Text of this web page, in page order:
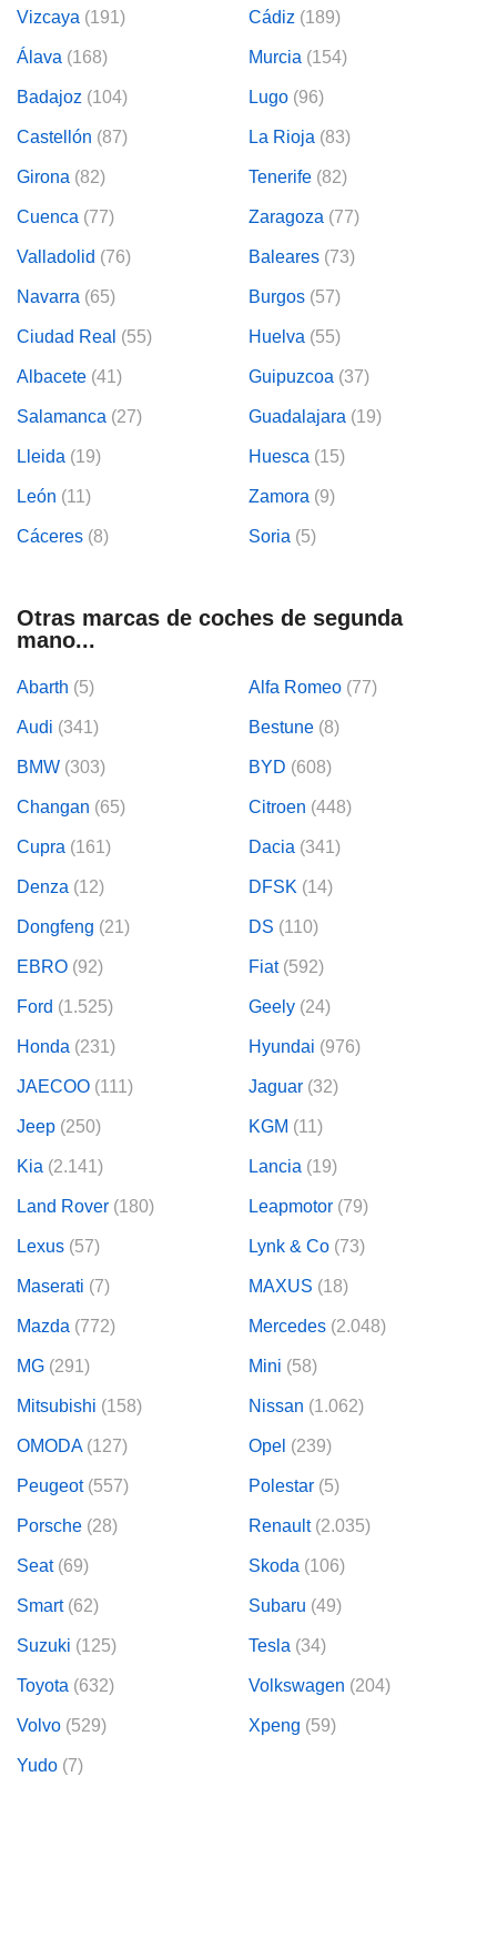
Vizcaya (191) Cádiz (189)
Álava (168) Murcia (154)
Badajoz (104) Lugo (96)
Castellón (87) La Rioja (83)
Girona (82) Tenerife (82)
Cuenca (77) Zaragoza (77)
Valladolid (76) Baleares (73)
Navarra (65) Burgos (57)
Ciudad Real (55) Huelva (55)
Albacete (41) Guipuzcoa (37)
Salamanca (27) Guadalajara (19)
Lleida (19) Huesca (15)
León (11) Zamora (9)
Cáceres (8) Soria (5)
Otras marcas de coches de segunda
mano...
Abarth (5) Alfa Romeo (77)
Audi (341) Bestune (8)
BMW (303) BYD (608)
Changan (65) Citroen (448)
Cupra (161) Dacia (341)
Denza (12) DFSK (14)
Dongfeng (21) DS (110)
EBRO (92) Fiat(592)
Ford (1.525) Geely (24)
Honda (231) Hyundai (976)
JAECOO (111) Jaguar (32)
Jeep (250) KGM (11)
Kia (2.141) Lancia (19)
Land Rover (180) Leapmotor (79)
Lexus (57) Lynk & Co (73)
Maserati (7) MAXUS (18)
Mazda (772) Mercedes (2.048)
MG (291) Mini (58)
Mitsubishi (158) Nissan (1.062)
OMODA(127) Opel (239)
Peugeot(557) Polestar (5)
Porsche (28) Renault(2.035)
Seat(69) Skoda (106)
Smart(62) Subaru (49)
Suzuki (125) Tesla (34)
Toyota (632) Volkswagen (204)
Volvo (529) Xpeng (59)
Yudo (7)